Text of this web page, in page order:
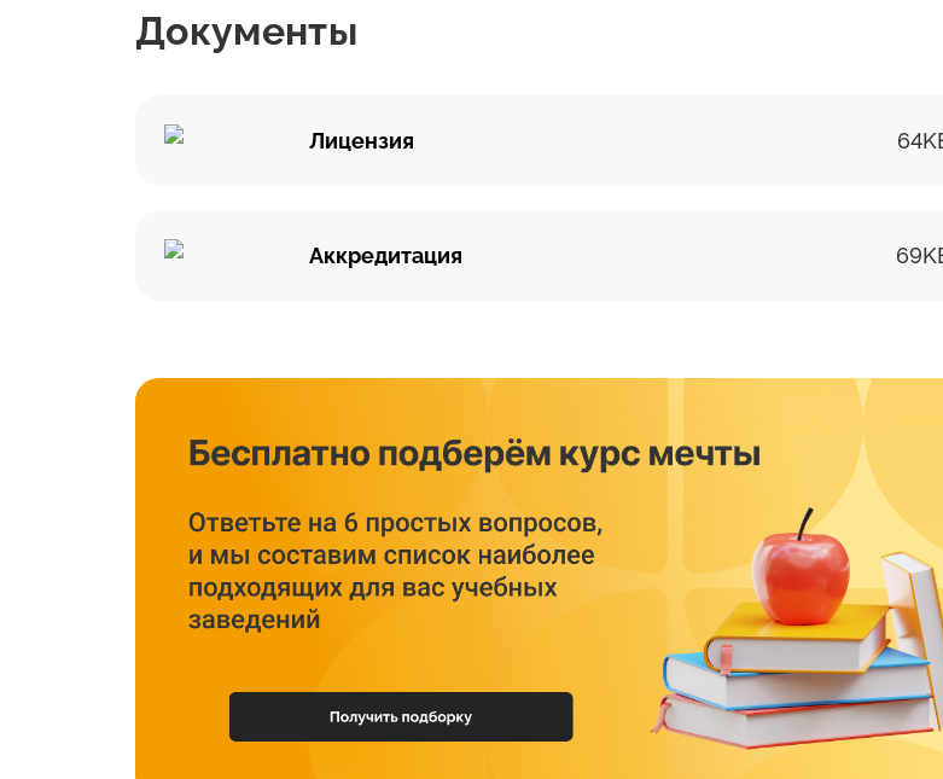
Документы
Лицензия
Аккредитация